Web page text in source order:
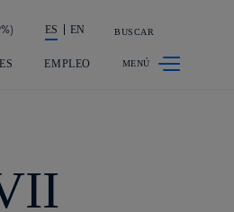
ES EN BUSCAR
EMPLEO